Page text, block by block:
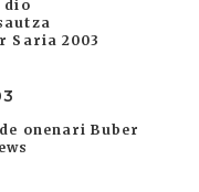
dio
Saria 2003
onenari Buber